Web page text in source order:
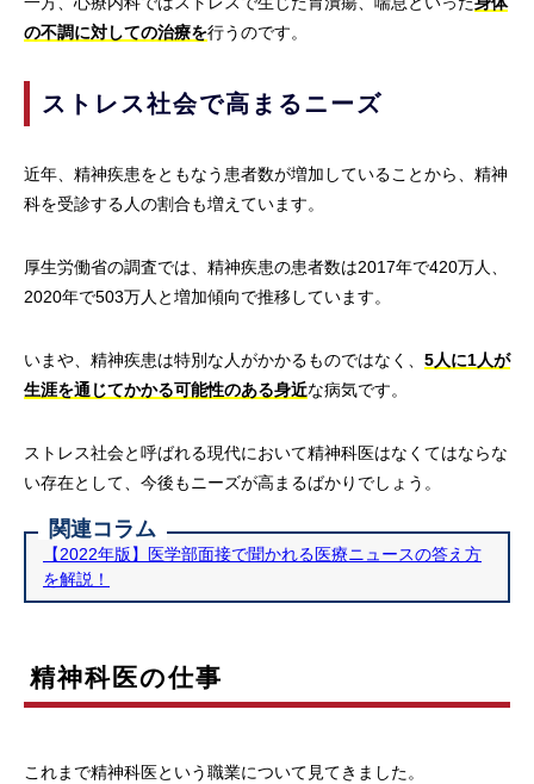
の不調に対しての治療を行うのです。
ストレス社会で高まるニーズ
近年、精神疾患をともなう患者数が増加していることから、精神
科を受診する人の割合も増えています。
厚生労働省の調査では、精神疾患の患者数は2017年で420万人、
2020年で503万人と増加傾向で推移しています。
いまや、精神疾患は特別な人がかかるものではなく、 5人に1人が
生涯を通じてかかる可能性のある身近な病気です。
ストレス社会と呼ばれる現代において精神科医はなくてはならな
い存在として、今後もニーズが高まるばかりでしょう。
関連コラム
【2022年版】医学部面接で聞かれる医療ニュースの答え方
を解説！
精神科医の仕事
これまで精神科医という職業について見てきました。